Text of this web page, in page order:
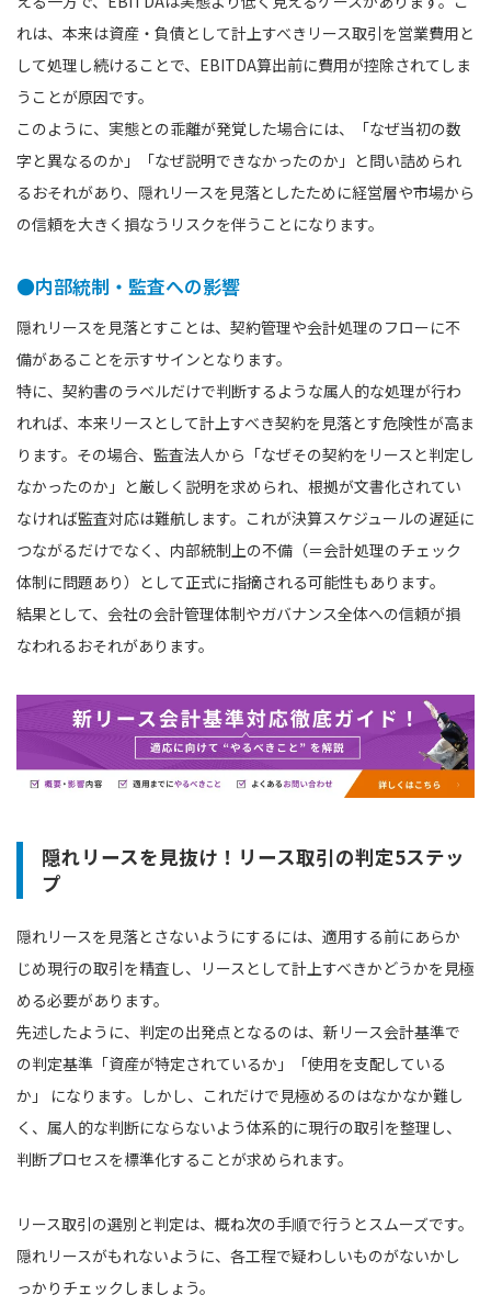
れは、本来は資産・負債として計上すべきリース取引を営業費用と
して処理し続けることで、EBITDA算出前に費用が控除されてしま
うことが原因です。
このように、実態との乖離が発覚した場合には、「なぜ当初の数
字と異なるのか」「なぜ説明できなかったのか」と問い詰められ
るおそれがあり、隠れリースを見落としたために経営層や市場から
の信頼を大きく損なうリスクを伴うことになります。
●内部統制・監査への影響
隠れリースを見落とすことは、契約管理や会計処理のフローに不
備があることを示すサインとなります。
特に、契約書のラベルだけで判断するような属人的な処理が行わ
れれば、本来リースとして計上すべき契約を見落とす危険性が高ま
ります。その場合、監査法人から「なぜその契約をリースと判定し
なかったのか」と厳しく説明を求められ、根拠が文書化されてい
なければ監査対応は難航します。これが決算スケジュールの遅延に
つながるだけでなく、内部統制上の不備（＝会計処理のチェック
体制に問題あり）として正式に指摘される可能性もあります。
結果として、会社の会計管理体制やガバナンス全体への信頼が損
なわれるおそれがあります。
隠れリースを見抜け！リース取引の判定5ステッ
プ
隠れリースを見落とさないようにするには、適用する前にあらか
じめ現行の取引を精査し、リースとして計上すべきかどうかを見極
める必要があります。
先述したように、判定の出発点となるのは、新リース会計基準で
の判定基準「資産が特定されているか」「使用を支配している
か」 になります。しかし、これだけで見極めるのはなかなか難し
く、属人的な判断にならないよう体系的に現行の取引を整理し、
判断プロセスを標準化することが求められます。
リース取引の選別と判定は、概ね次の手順で行うとスムーズです。
隠れリースがもれないように、各工程で疑わしいものがないかし
っかりチェックしましょう。